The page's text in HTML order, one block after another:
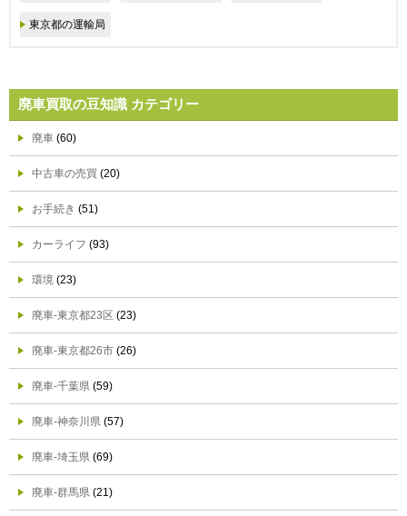
東京都の運輸局
廃車買取の豆知識 カテゴリー
廃車 (60)
中古車の売買 (20)
お手続き (51)
カーライフ (93)
環境 (23)
廃車-東京都23区 (23)
廃車-東京都26市 (26)
廃車-千葉県 (59)
廃車-神奈川県 (57)
廃車-埼玉県 (69)
廃車-群馬県 (21)